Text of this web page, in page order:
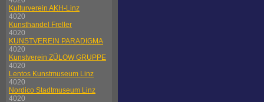
Kulturverein AKH-Linz
4020
Kunsthandel Freller
4020
KUNSTVEREIN PARADIGMA
4020
Kunstverein ZÜLOW GRUPPE
4020
Lentos Kunstmuseum Linz
4020
Nordico Stadtmuseum Linz
4020